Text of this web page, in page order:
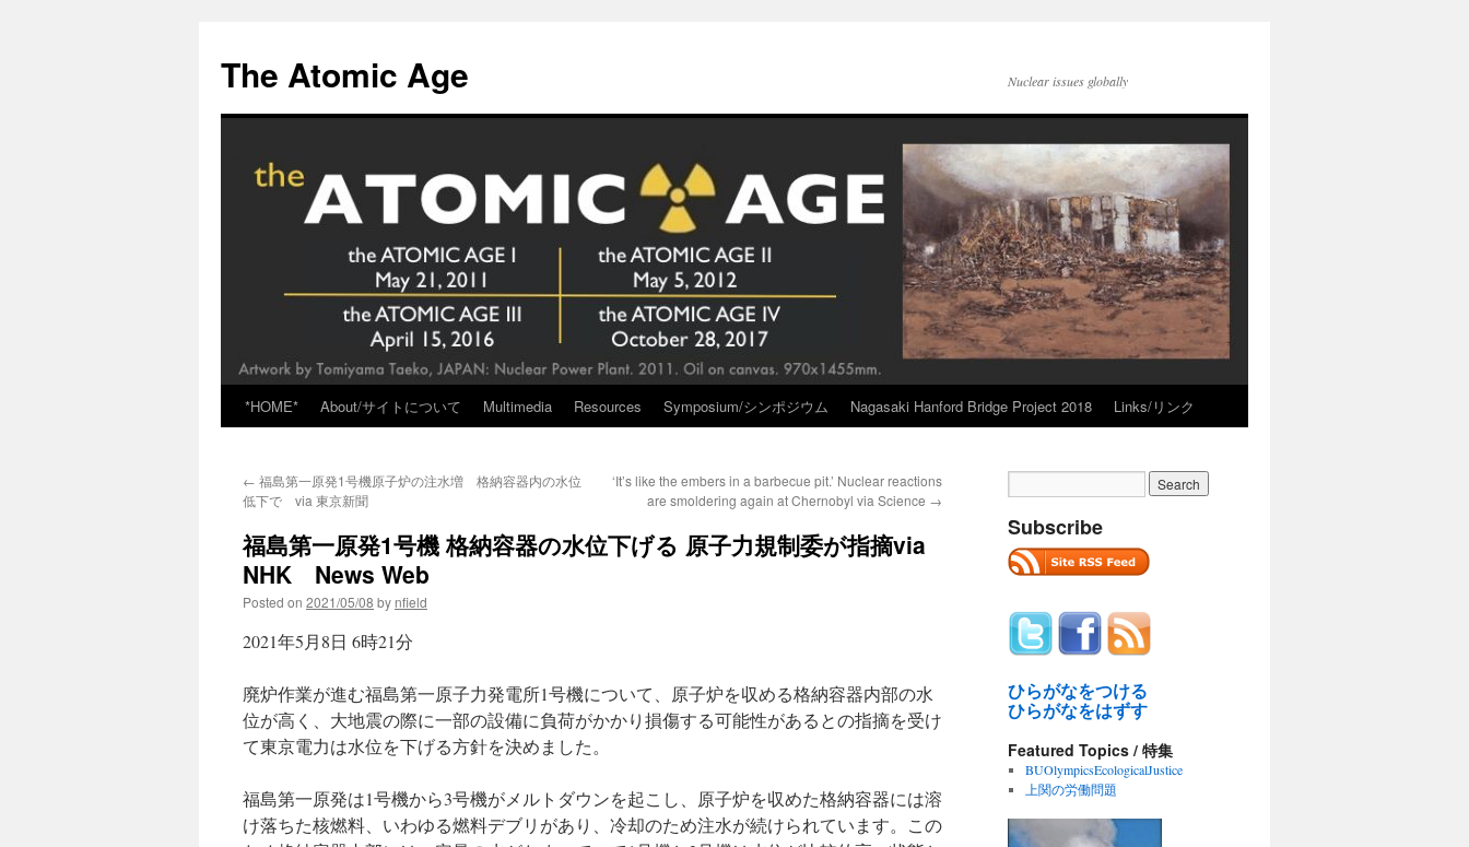
content
The Atomic Age Nuclear issues globally
*HOME* About/サイトについて Multimedia Resources Symposium/シンポジウム Nagasaki Hanford Bridge Project 2018 Links/リンク
← 福島第一原発1号機原子炉の注水増 格納容器内の水位
低下で via 東京新聞
‘It’s like the embers in a barbecue pit.’ Nuclear reactions
are smoldering again at Chernobyl via Science →
福島第一原発1号機 格納容器の水位下げる 原子力規制委が指摘via
NHK News Web
Posted on 2021/05/08 by nfield
2021年5月8日 6時21分
廃炉作業が進む福島第一原子力発電所1号機について、原子炉を収める格納容器内部の水
位が高く、大地震の際に一部の設備に負荷がかかり損傷する可能性があるとの指摘を受け
て東京電力は水位を下げる方針を決めました。
福島第一原発は1号機から3号機がメルトダウンを起こし、原子炉を収めた格納容器には溶
け落ちた核燃料、いわゆる燃料デブリがあり、冷却のため注水が続けられています。この
Subscribe
ひらがなをつける
ひらがなをはずす
Featured Topics / 特集
BUOlympicsEcologicalJustice
上関の労働問題